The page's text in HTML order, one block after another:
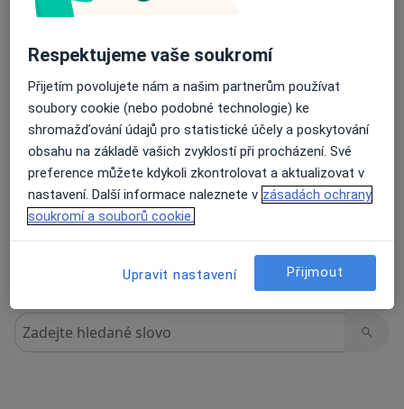
Recenze pacientů jsou pro nás důležité.
Specialisté nemají možnost zaplatit za
odstranění nebo změnu recenze pacienta.
Další informace.Další informace o názorech
Hledejte v názorech
Respektujeme vaše soukromí
Přijetím povolujete nám a našim partnerům používat
soubory cookie (nebo podobné technologie) ke
shromažďování údajů pro statistické účely a poskytování
obsahu na základě vašich zvyklostí při procházení. Své
preference můžete kdykoli zkontrolovat a aktualizovat v
nastavení. Další informace naleznete v zásadách ochrany
soukromí a souborů cookie.
Upravit nastavení Přijmout